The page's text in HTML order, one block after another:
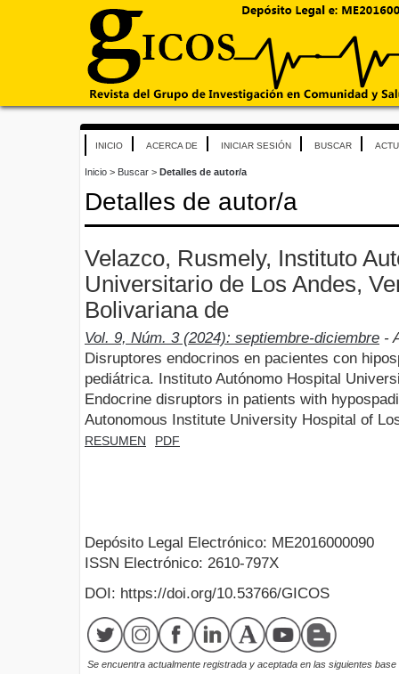
INICIO ACERCA DE INICIAR SESIÓN BUSCAR
Inicio > Buscar > Detalles de autor/a
Detalles de autor/a
Velazco, Rusmely, Instituto
Universitario de Los Andes,
Bolivariana de
Vol. 9, Núm. 3 (2024): septiembre-diciembre -
Disruptores endocrinos en pacientes con
pediátrica. Instituto Autónomo Hospital
Endocrine disruptors in patients with
Autonomous Institute University Hospital of
RESUMEN PDF
Depósito Legal Electrónico: ME2016000090
ISSN Electrónico: 2610-797X
DOI: https://doi.org/10.53766/GICOS
Se encuentra actualmente registrada y aceptada en las siguientes